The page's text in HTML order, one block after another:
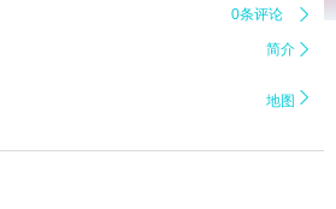
0条评论 
简介 
地图 